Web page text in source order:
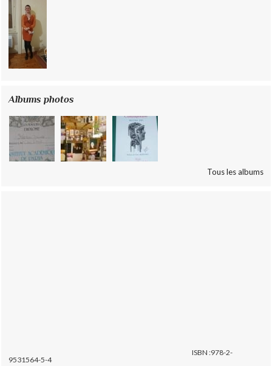
Albums photos
Tous les albums
ISBN :978-2-
9531564-5-4